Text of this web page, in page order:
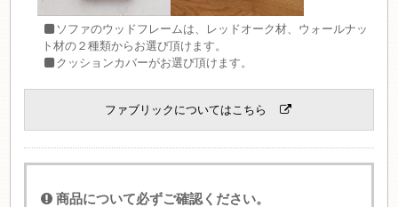
ソファのウッドフレームは、レッドオーク材、ウォールナッ
ト材の２種類からお選び頂けます。
クッションカバーがお選び頂けます。
ファブリックについてはこちら
商品について必ずご確認ください。